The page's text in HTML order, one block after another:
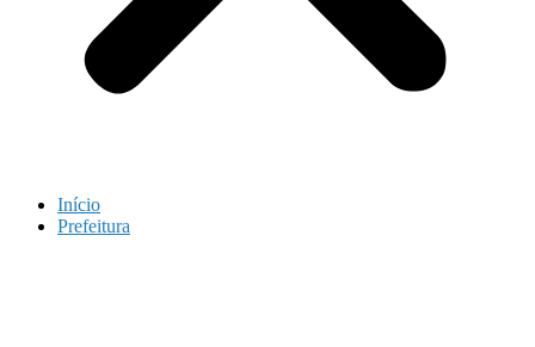
Início
Prefeitura